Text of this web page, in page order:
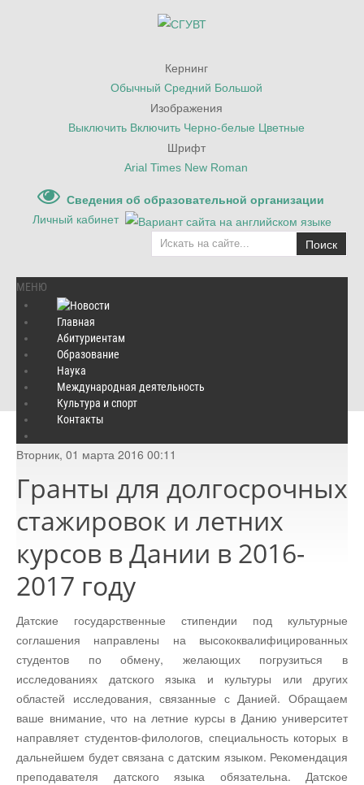
Кернинг
Обычный Средний Большой
Изображения
Выключить Включить Черно-белые Цветные
Шрифт
Arial Times New Roman
Сведения об образовательной организации
Личный кабинет
Поиск
МЕНЮ
Главная
Абитуриентам
Образование
Наука
Международная деятельность
Культура и спорт
Контакты
Главная / Наука
Гранты для долгосрочных стажировок и летних курсов в Дании в
2016-2017 году
Вторник, 01 марта 2016 00:11
Гранты для долгосрочных
стажировок и летних
курсов в Дании в 2016-
2017 году
Датские государственные стипендии под культурные
соглашения направлены на высококвалифицированных
студентов по обмену, желающих погрузиться в
исследованиях датского языка и культуры или других
областей исследования, связанные с Данией. Обращаем
ваше внимание, что на летние курсы в Данию университет
направляет студентов-филологов, специальность которых в
дальнейшем будет связана с датским языком. Рекомендация
преподавателя датского языка обязательна. Датское